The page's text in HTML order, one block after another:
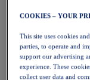
COOKIES – YOUR
This site uses cookies
parties, to operate and
support our advertising
experience. These
collect user data and